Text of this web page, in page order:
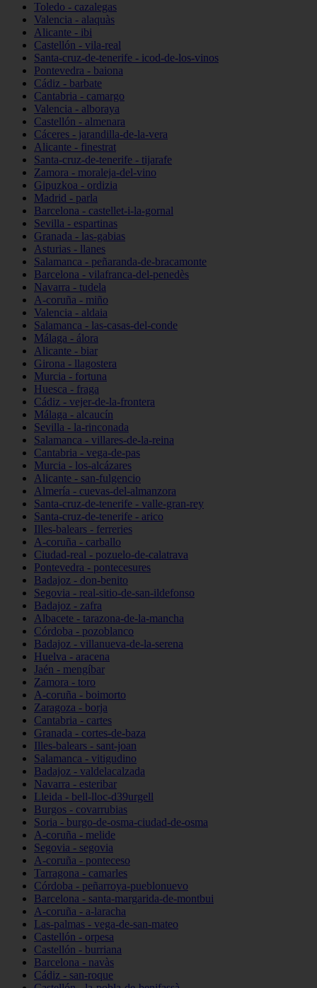
Toledo - cazalegas
Valencia - alaquàs
Alicante - ibi
Castellón - vila-real
Santa-cruz-de-tenerife - icod-de-los-vinos
Pontevedra - baiona
Cádiz - barbate
Cantabria - camargo
Valencia - alboraya
Castellón - almenara
Cáceres - jarandilla-de-la-vera
Alicante - finestrat
Santa-cruz-de-tenerife - tijarafe
Zamora - moraleja-del-vino
Gipuzkoa - ordizia
Madrid - parla
Barcelona - castellet-i-la-gornal
Sevilla - espartinas
Granada - las-gabias
Asturias - llanes
Salamanca - peñaranda-de-bracamonte
Barcelona - vilafranca-del-penedès
Navarra - tudela
A-coruña - miño
Valencia - aldaia
Salamanca - las-casas-del-conde
Málaga - álora
Alicante - biar
Girona - llagostera
Murcia - fortuna
Huesca - fraga
Cádiz - vejer-de-la-frontera
Málaga - alcaucín
Sevilla - la-rinconada
Salamanca - villares-de-la-reina
Cantabria - vega-de-pas
Murcia - los-alcázares
Alicante - san-fulgencio
Almería - cuevas-del-almanzora
Santa-cruz-de-tenerife - valle-gran-rey
Santa-cruz-de-tenerife - arico
Illes-balears - ferreries
A-coruña - carballo
Ciudad-real - pozuelo-de-calatrava
Pontevedra - pontecesures
Badajoz - don-benito
Segovia - real-sitio-de-san-ildefonso
Badajoz - zafra
Albacete - tarazona-de-la-mancha
Córdoba - pozoblanco
Badajoz - villanueva-de-la-serena
Huelva - aracena
Jaén - mengíbar
Zamora - toro
A-coruña - boimorto
Zaragoza - borja
Cantabria - cartes
Granada - cortes-de-baza
Illes-balears - sant-joan
Salamanca - vitigudino
Badajoz - valdelacalzada
Navarra - esteribar
Lleida - bell-lloc-d39urgell
Burgos - covarrubias
Soria - burgo-de-osma-ciudad-de-osma
A-coruña - melide
Segovia - segovia
A-coruña - ponteceso
Tarragona - camarles
Córdoba - peñarroya-pueblonuevo
Barcelona - santa-margarida-de-montbui
A-coruña - a-laracha
Las-palmas - vega-de-san-mateo
Castellón - orpesa
Castellón - burriana
Barcelona - navàs
Cádiz - san-roque